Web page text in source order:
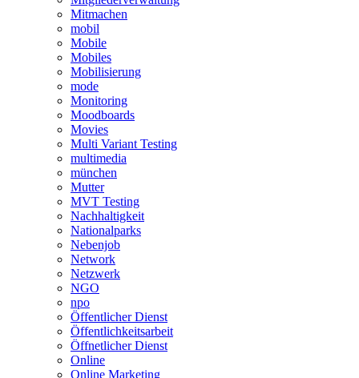
Mitmachen
mobil
Mobile
Mobiles
Mobilisierung
mode
Monitoring
Moodboards
Movies
Multi Variant Testing
multimedia
münchen
Mutter
MVT Testing
Nachhaltigkeit
Nationalparks
Nebenjob
Network
Netzwerk
NGO
npo
Öffentlicher Dienst
Öffentlichkeitsarbeit
Öffnetlicher Dienst
Online
Online Marketing